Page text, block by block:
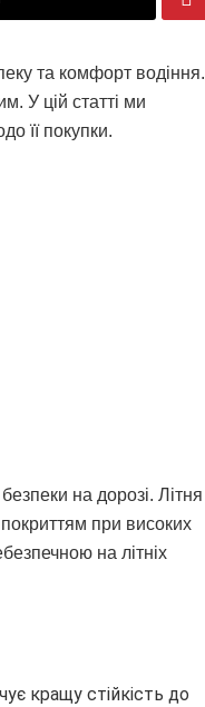
та комфорт водіння.
У цій статті ми
її покупки.
на дорозі. Літня
при високих
на літніх
кращу стійкість до